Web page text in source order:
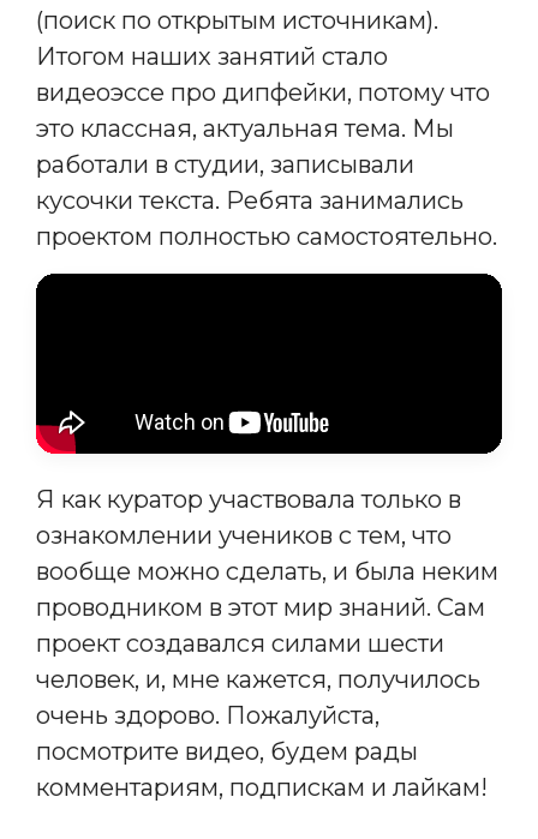
(поиск по открытым источникам).
Итогом наших занятий стало
видеоэссе про дипфейки, потому что
это классная, актуальная тема. Мы
работали в студии, записывали
кусочки текста. Ребята занимались
проектом полностью самостоятельно.
Я как куратор участвовала только в
ознакомлении учеников с тем, что
вообще можно сделать, и была неким
проводником в этот мир знаний. Сам
проект создавался силами шести
человек, и, мне кажется, получилось
очень здорово. Пожалуйста,
посмотрите видео, будем рады
комментариям, подпискам и лайкам!